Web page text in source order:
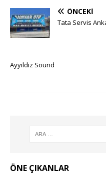
ÖNCEKI
Tata Servis
Ayyıldız Sound
ÖNE ÇIKANLAR